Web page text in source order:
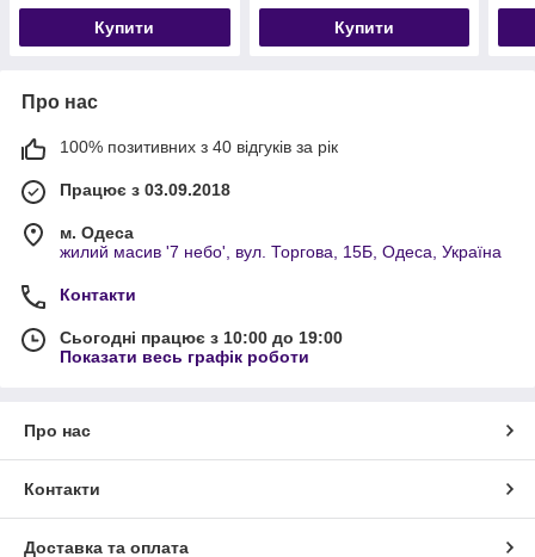
Купити Купити
Про нас
100% позитивних з 40 відгуків за рік
Працює з 03.09.2018
м. Одеса
жилий масив '7 небо', вул. Торгова, 15Б, Одеса, Україна
Контакти
Сьогодні працює з 10:00 до 19:00
Показати весь графік роботи
Про нас
Контакти
Доставка та оплата